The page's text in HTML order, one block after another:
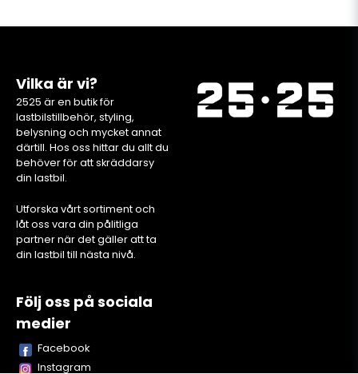
Vilka är vi?
2525 är en butik för
lastbilstillbehör, styling,
belysning och mycket annat
därtill. Hos oss hittar du allt du
behöver för att skräddarsy
din lastbil.
Utforska vårt sortiment och
låt oss vara din pålitliga
partner när det gäller att ta
din lastbil till nästa nivå.
Följ oss på sociala
medier
Facebook
Instagram